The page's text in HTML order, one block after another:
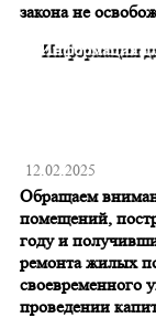
закона не
Информация
12.02.2025
Обращаем
помещений,
году и
ремонта жилых
своевременного
проведении